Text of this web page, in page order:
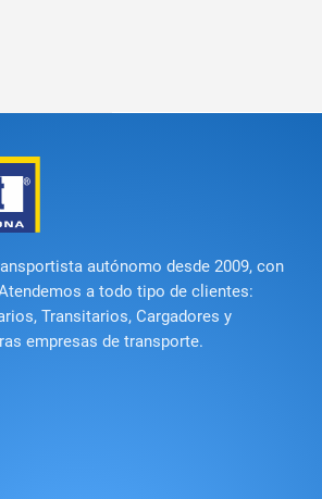
autónomo desde 2009, con
a todo tipo de clientes:
Transitarios, Cargadores y
empresas de transporte.